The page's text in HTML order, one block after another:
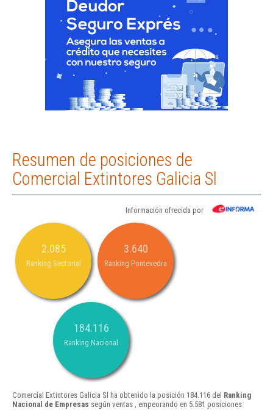
Resumen de posiciones de
Comercial Extintores Galicia Sl
Información ofrecida por
2.085
Ranking Sectorial
3.640
Ranking Pontevedra
184.116
Ranking Nacional
Comercial Extintores Galicia Sl ha obtenido la posición 184.116 del Ranking
Nacional de Empresas según ventas , empeorando en 5.581 posiciones